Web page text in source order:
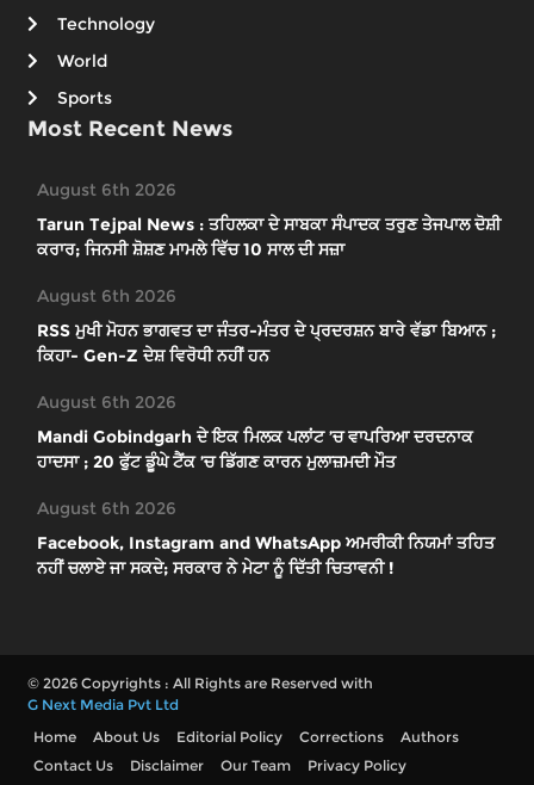
Technology
World
Sports
Most Recent News
August 6th 2026
Tarun Tejpal News : ਤਹਿਲਕਾ ਦੇ ਸਾਬਕਾ ਸੰਪਾਦਕ ਤਰੁਣ ਤੇਜਪਾਲ ਦੋਸ਼ੀ
ਕਰਾਰ; ਜਿਨਸੀ ਸ਼ੋਸ਼ਣ ਮਾਮਲੇ ਵਿੱਚ 10 ਸਾਲ ਦੀ ਸਜ਼ਾ
August 6th 2026
RSS ਮੁਖੀ ਮੋਹਨ ਭਾਗਵਤ ਦਾ ਜੰਤਰ-ਮੰਤਰ ਦੇ ਪ੍ਰਦਰਸ਼ਨ ਬਾਰੇ ਵੱਡਾ ਬਿਆਨ ;
ਕਿਹਾ- Gen-Z ਦੇਸ਼ ਵਿਰੋਧੀ ਨਹੀਂ ਹਨ
August 6th 2026
Mandi Gobindgarh ਦੇ ਇਕ ਮਿਲਕ ਪਲਾਂਟ ’ਚ ਵਾਪਰਿਆ ਦਰਦਨਾਕ
ਹਾਦਸਾ ; 20 ਫੁੱਟ ਡੂੰਘੇ ਟੈਂਕ ’ਚ ਡਿੱਗਣ ਕਾਰਨ ਮੁਲਾਜ਼ਮਦੀ ਮੌਤ
August 6th 2026
Facebook, Instagram and WhatsApp ਅਮਰੀਕੀ ਨਿਯਮਾਂ ਤਹਿਤ
ਨਹੀਂ ਚਲਾਏ ਜਾ ਸਕਦੇ; ਸਰਕਾਰ ਨੇ ਮੇਟਾ ਨੂੰ ਦਿੱਤੀ ਚਿਤਾਵਨੀ !
© 2026 Copyrights : All Rights are Reserved with
G Next Media Pvt Ltd
Home
About Us Editorial Policy Corrections
Authors
Contact Us
Disclaimer Our Team Privacy Policy